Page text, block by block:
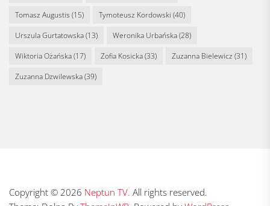
Tomasz Augustis (15) Tymoteusz Kordowski (40)
Urszula Gurtatowska(13) Weronika Urbańska(28)
Wiktoria Ożańska(17) Zofia Kosicka(33) Zuzanna Bielewicz (31)
Zuzanna Dzwilewska(39)
Copyright © 2026 Neptun TV. All rights reserved.